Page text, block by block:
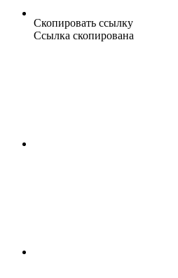
Скопировать ссылку
Ссылка скопирована